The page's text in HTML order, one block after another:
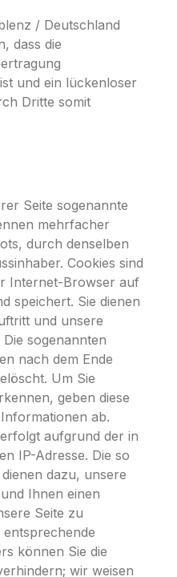
/ Deutschland
dass die
und ein lückenloser
Dritte somit
Seite sogenannte
mehrfacher
durch denselben
Cookies sind
Internet-Browser auf
speichert. Sie dienen
und unsere
sogenannten
nach dem Ende
Um Sie
geben diese
ab.
aufgrund der in
IP-Adresse. Die so
dazu, unsere
Ihnen einen
Seite zu
können Sie die
wir weisen